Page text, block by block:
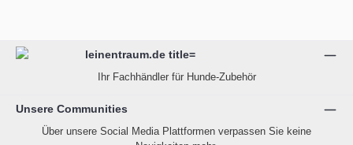
Ihr Fachhändler für Hunde-Zubehör
Unsere Communities
Über unsere Social Media Plattformen verpassen Sie keine